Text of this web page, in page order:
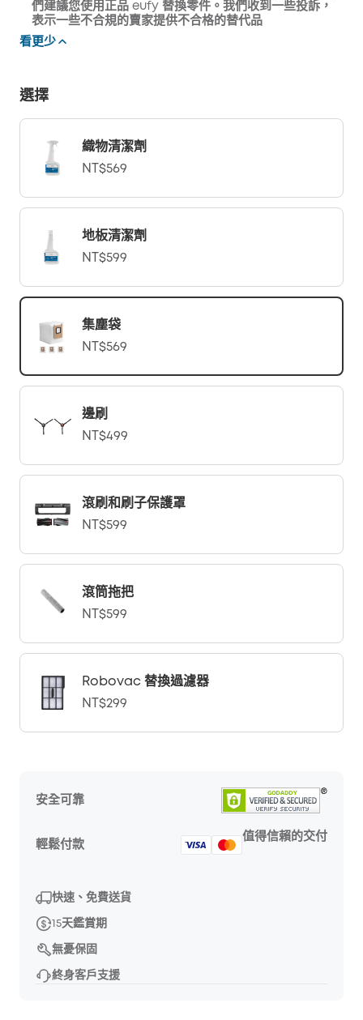
們建議您使用正品 eufy 替換零件。我們收到一些投訴，
表示一些不合規的賣家提供不合格的替代品
看更少
選擇
織物清潔劑
NT$569
地板清潔劑
NT$599
集塵袋
NT$569
邊刷
NT$499
滾刷和刷子保護罩
NT$599
滾筒拖把
NT$599
Robovac 替換過濾器
NT$299
安全可靠
輕鬆付款
值得信賴的交付
快速、免費送貨
15天鑑賞期
無憂保固
終身客戶支援